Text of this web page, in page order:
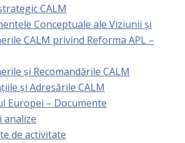
CALM
Conceptuale ale Viziunii și
CALM privind Reforma APL –
și Recomandările CALM
și Adresările CALM
Europei – Documente
analize
de activitate